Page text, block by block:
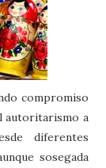
compromiso
autoritarismo a
diferentes
sosegada